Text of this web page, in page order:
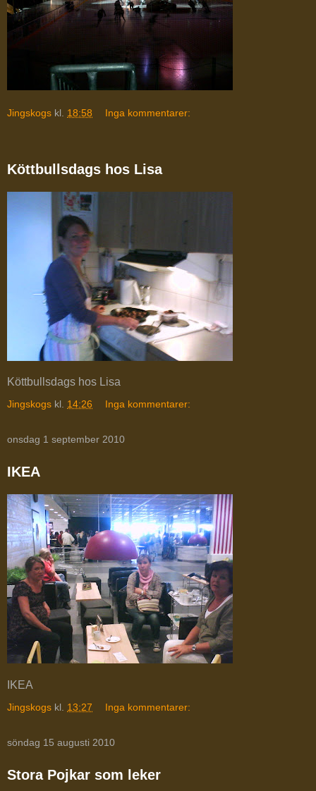
Jingskogs kl. 18:58 Inga kommentarer:
Köttbullsdags hos Lisa
Köttbullsdags hos Lisa
Jingskogs kl. 14:26 Inga kommentarer:
onsdag 1 september 2010
IKEA
IKEA
Jingskogs kl. 13:27 Inga kommentarer:
söndag 15 augusti 2010
Stora Pojkar som leker